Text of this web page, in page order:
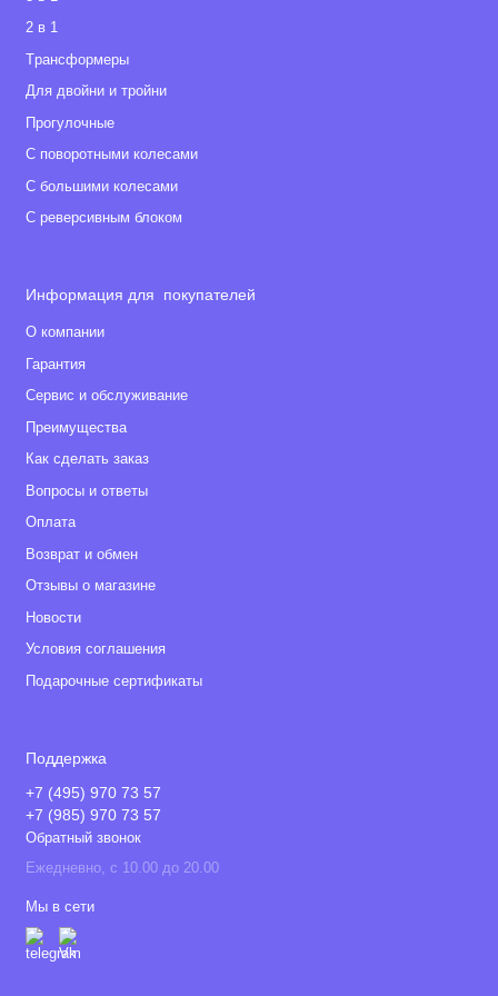
2 в 1
Tрансформеры
Для двойни и тройни
Прогулочные
С поворотными колесами
С большими колесами
С реверсивным блоком
Информация для покупателей
О компании
Гарантия
Сервис и обслуживание
Преимущества
Как сделать заказ
Вопросы и ответы
Оплата
Возврат и обмен
Отзывы о магазине
Новости
Условия соглашения
Подарочные сертификаты
Поддержка
+7 (495) 970 73 57
+7 (985) 970 73 57
Обратный звонок
Ежедневно, с 10.00 до 20.00
Мы в сети